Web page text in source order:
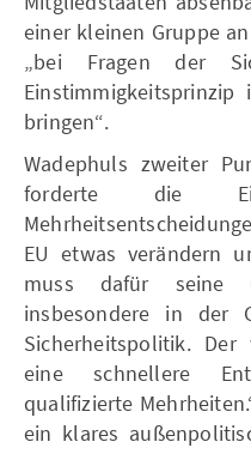
einer kleinen Gruppe
„bei Fragen der
bringen“.
Wadephuls zweiter
forderte die
EU etwas verändern
muss dafür seine
insbesondere in der
Sicherheitspolitik.
eine schnellere
qualifizierte
ein klares